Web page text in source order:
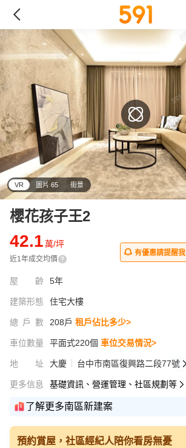
VR 圖片 65 街景
櫻花孩子王2
42.1萬/坪
近1年成交均價
有優惠請提醒我
屋齡 5年
建築形態 住宅大樓
總戶數 208戶 租戶佔比多少>
車位數量 平面式220個 車位交易情況>
地址 大慶 台中市南區復興路二段77號
更多信息 基礎資訊、營運管理、社區規劃等
了解更多南區新建案
預約賞屋，社區經紀人陪你看房無憂